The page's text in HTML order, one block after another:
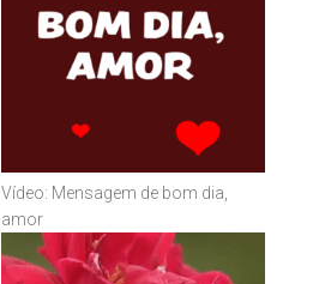
Vídeo: Mensagem de bom dia,
amor